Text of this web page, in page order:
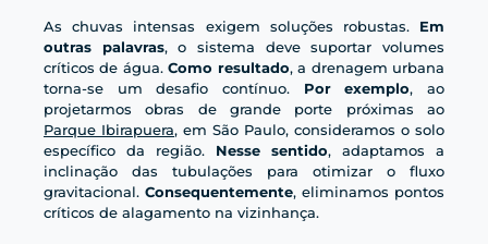
As chuvas intensas exigem soluções robustas. Em
outras palavras, o sistema deve suportar volumes
críticos de água.Como resultado, a drenagem urbana
torna-se um desafio contínuo. Por exemplo, ao
projetarmos obras de grande porte próximas ao
Parque Ibirapuera, em São Paulo, consideramos o solo
específico da região. Nesse sentido, adaptamos a
inclinação das tubulações para otimizar o fluxo
gravitacional. Consequentemente, eliminamos pontos
críticos de alagamento na vizinhança.